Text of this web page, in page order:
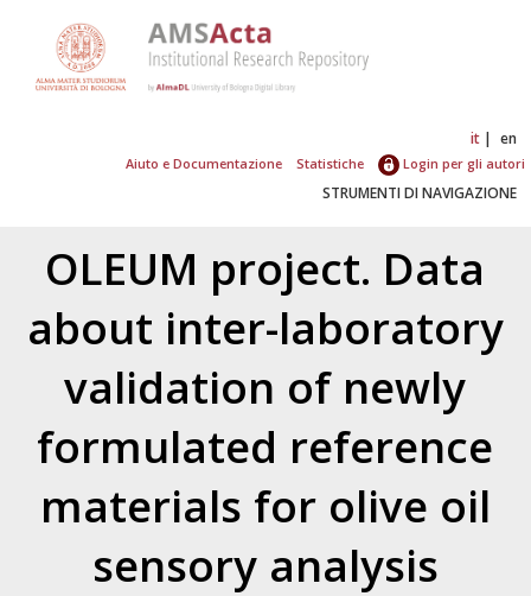
it en
Aiuto e Documentazione Statistiche Login per gli autori
STRUMENTI DI NAVIGAZIONE
OLEUM project. Data
about inter-laboratory
validation of newly
formulated reference
materials for olive oil
sensory analysis